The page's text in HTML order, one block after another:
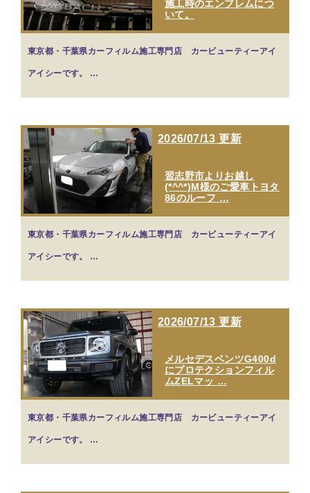
施工時のエンブレムにつ
いて。
東京都・千葉県カーフィルム施工専門店 カービューティーアイ
アイシーです。 …
2026/07/13 更新
習志野市よりお越し
(*^^*)M様のご愛車トヨタ
86のルーフ …
東京都・千葉県カーフィルム施工専門店 カービューティーアイ
アイシーです。 …
2026/07/13 更新
メルセデスベンツG400d
にプロテクションフィル
ムZELマッ …
東京都・千葉県カーフィルム施工専門店 カービューティーアイ
アイシーです。 …